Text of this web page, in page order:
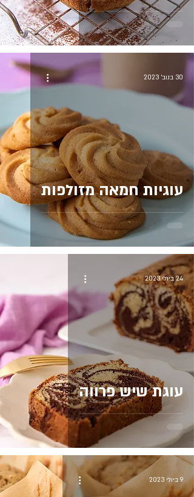
עוגיות חמאה מזולפות
30 בנוב׳ 2023
עוגת שיש פרווה
24 ביולי 2023
9 ביולי 2023